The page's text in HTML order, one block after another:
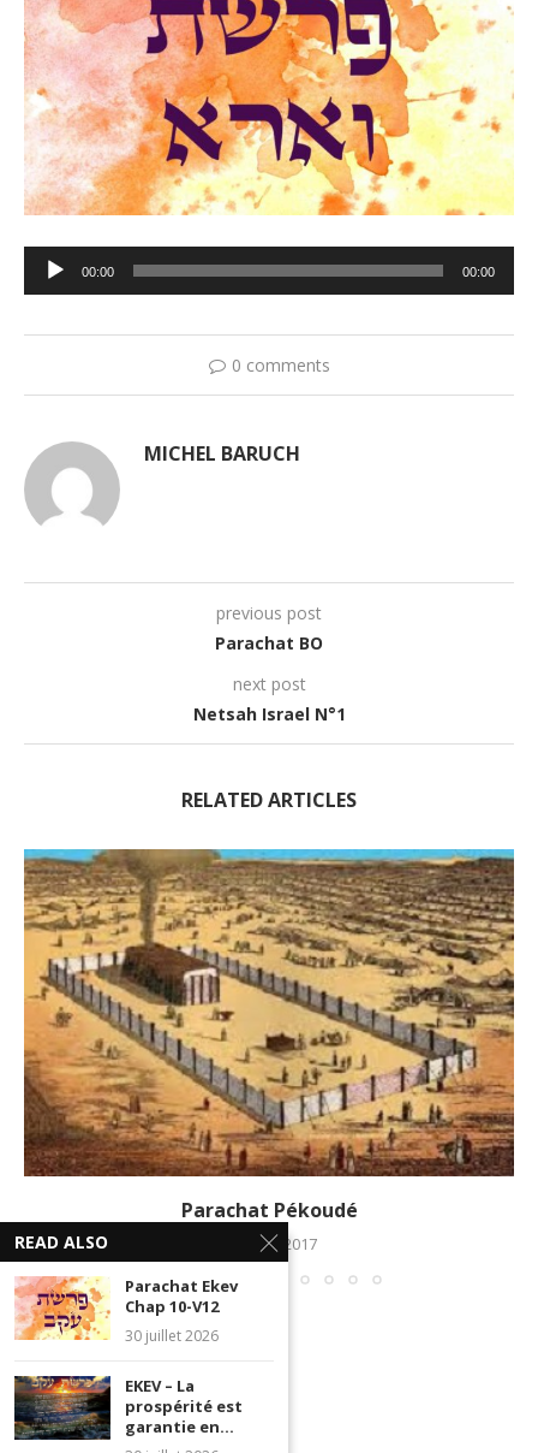
Lecteur
audio
00:00 00:00
0 comments
MICHEL BARUCH
previous post
Parachat BO
next post
Netsah Israel N°1
RELATED ARTICLES
Parachat Pékoudé
22 mars 2017
READ ALSO
Parachat Ekev
Chap 10-V12
30 juillet 2026
EKEV – La
prospérité est
garantie en...